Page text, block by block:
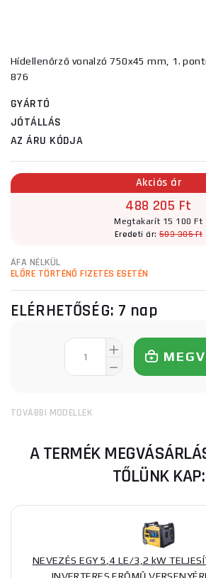
Hídellenőrző vonalzó 750x45 mm, 1.
876
GYÁRTÓ
JÓTÁLLÁS
AZ ÁRU KÓDJA
Akciós ár
488 205 Ft
Megtakarít 15 100 Ft
Eredeti ár: 503 305 Ft
ÁFA NÉLKÜL
ELŐRE TÖRTÉNŐ FIZETÉS ESETÉN
ELÉRHETŐSÉG: 7 nap
TOVÁBBI MODELLEK
A TERMÉK
TŐLÜNK KAP:
NEVEZÉS EGY 5,4 LE/3,2 kW